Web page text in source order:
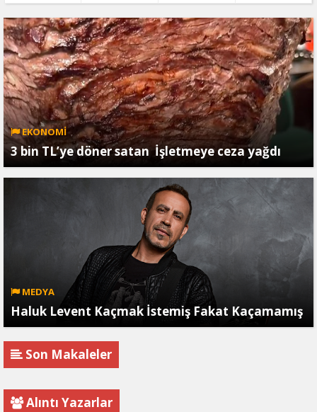
bist color-
EKONOMİ
3 bin TL’ye döner satan İşletmeye ceza yağdı
MEDYA
Haluk Levent Kaçmak İstemiş Fakat Kaçamamış
Son Makaleler
Alıntı Yazarlar